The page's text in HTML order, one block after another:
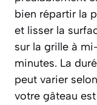
bien répartir la
et lisser la
sur la grille à
minutes. La
peut varier
votre gâteau